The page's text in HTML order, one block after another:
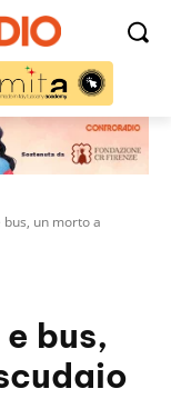
un morto a
bus,